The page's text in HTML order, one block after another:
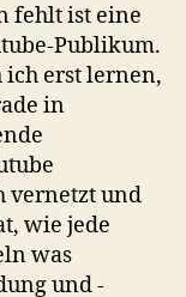
fehlt ist eine
Publikum.
ich erst lernen,
in
vernetzt und
wie jede
was
und -